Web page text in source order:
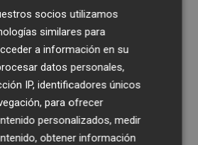
que abren la cartelera en agosto:
mono' a una nueva entrega de
socios utilizamos
similares para
a información en su
datos personales,
IP, identificadores únicos
para ofrecer
personalizados, medir
obtener información